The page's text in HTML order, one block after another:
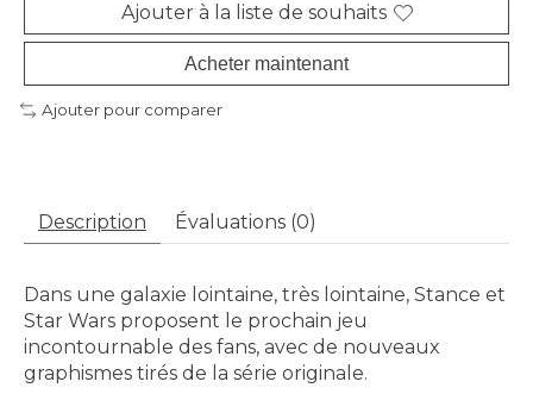
Ajouter à la liste de souhaits
Acheter maintenant
Ajouter pour comparer
Description Évaluations (0)
Dans une galaxie lointaine, très lointaine, Stance et
Star Wars proposent le prochain jeu
incontournable des fans, avec de nouveaux
graphismes tirés de la série originale.